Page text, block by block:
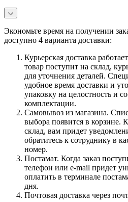
Экономьте время на получении
доступно 4 варианта доставки:
Курьерская доставка
товар поступит на склад,
для уточнения деталей.
удобное время доставки и
упаковку на целостность и
комплектации.
Самовывоз из магазина.
выбора появится в корзине.
склад, вам придет
обратитесь к сотруднику в
номер.
Постамат. Когда заказ
телефон или e-mail придет
оплатить в терминале
дня.
Почтовая доставка через